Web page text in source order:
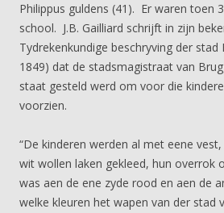
Philippus guldens (41). Er waren toen
school. J.B. Gailliard schrijft in zijn
Tydrekenkundige beschryving der stad
1849) dat de stadsmagistraat van
staat gesteld werd om voor die
voorzien.
“De kinderen werden al met eene
wit wollen laken gekleed, hun overrok
was aen de ene zyde rood en aen de
welke kleuren het wapen van der stad